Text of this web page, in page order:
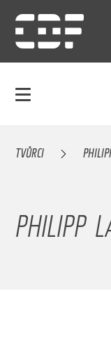
TVŮRCI
PHILIPP